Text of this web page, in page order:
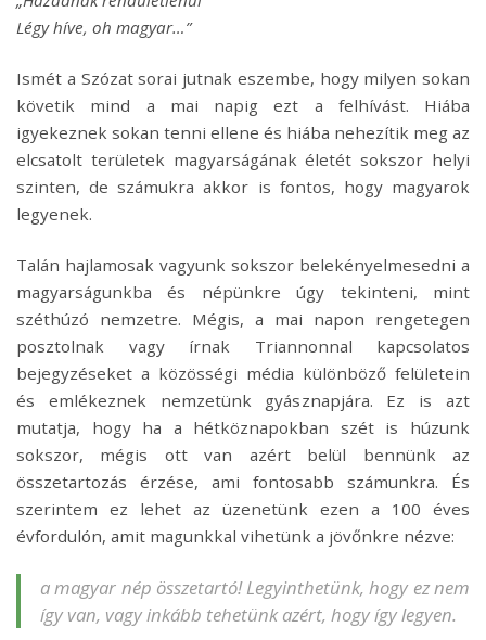
Légy híve, oh magyar…”
Ismét a Szózat sorai jutnak eszembe, hogy milyen sokan
követik mind a mai napig ezt a felhívást. Hiába
igyekeznek sokan tenni ellene és hiába nehezítik meg az
elcsatolt területek magyarságának életét sokszor helyi
szinten, de számukra akkor is fontos, hogy magyarok
legyenek.
Talán hajlamosak vagyunk sokszor belekényelmesedni a
magyarságunkba és népünkre úgy tekinteni, mint
széthúzó nemzetre. Mégis, a mai napon rengetegen
posztolnak vagy írnak Triannonnal kapcsolatos
bejegyzéseket a közösségi média különböző felületein
és emlékeznek nemzetünk gyásznapjára. Ez is azt
mutatja, hogy ha a hétköznapokban szét is húzunk
sokszor, mégis ott van azért belül bennünk az
összetartozás érzése, ami fontosabb számunkra. És
szerintem ez lehet az üzenetünk ezen a 100 éves
évfordulón, amit magunkkal vihetünk a jövőnkre nézve:
a magyar nép összetartó! Legyinthetünk, hogy ez nem
így van, vagy inkább tehetünk azért, hogy így legyen.